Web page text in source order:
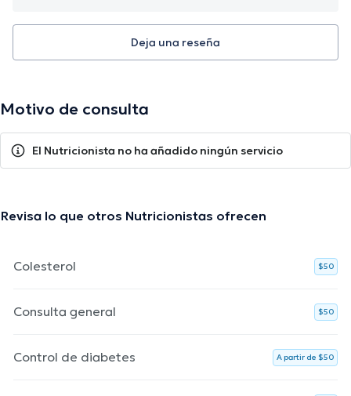
Deja una reseña
Motivo de consulta
El Nutricionista no ha añadido ningún servicio
Revisa lo que otros Nutricionistas ofrecen
Colesterol $50
Consulta general $50
Control de diabetes A partir de $50